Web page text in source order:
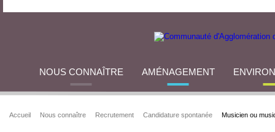
NOUS CONNAÎTRE AMÉNAGEMENT
Accueil Nous connaître Recrutement Candidature spontanée Musicien ou